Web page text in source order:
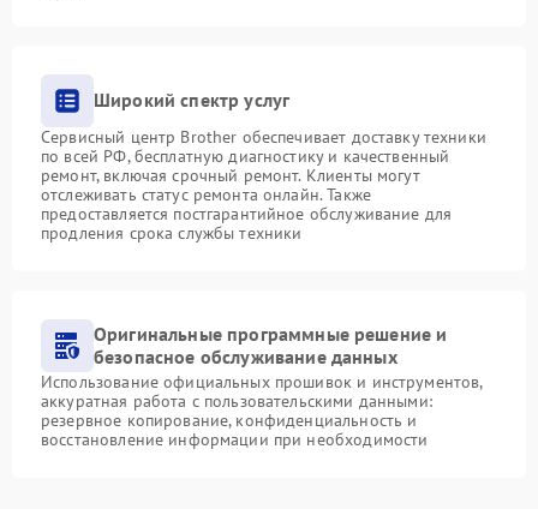
Широкий спектр услуг
Сервисный центр Brother обеспечивает доставку техники
по всей РФ, бесплатную диагностику и качественный
ремонт, включая срочный ремонт. Клиенты могут
отслеживать статус ремонта онлайн. Также
предоставляется постгарантийное обслуживание для
продления срока службы техники
Оригинальные программные решение и
безопасное обслуживание данных
Использование официальных прошивок и инструментов,
аккуратная работа с пользовательскими данными:
резервное копирование, конфиденциальность и
восстановление информации при необходимости